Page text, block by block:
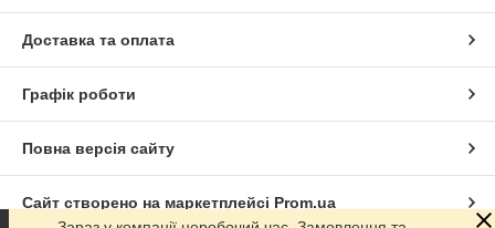
Доставка та оплата
Графік роботи
Повна версія сайту
Сайт створено на маркетплейсі Prom.ua